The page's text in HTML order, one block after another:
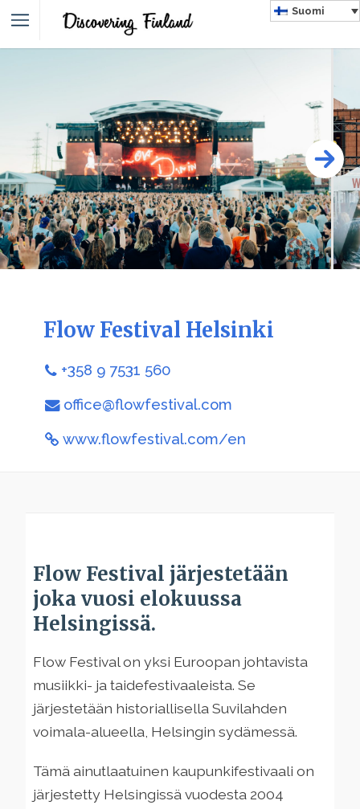
Suomi
Flow Festival Helsinki
+358 9 7531 560
office@flowfestival.com
www.flowfestival.com/en
Flow Festival järjestetään
joka vuosi elokuussa
Helsingissä.
Flow Festival on yksi Euroopan johtavista
musiikki- ja taidefestivaaleista. Se
järjestetään historiallisella Suvilahden
voimala-alueella, Helsingin sydämessä.
Tämä ainutlaatuinen kaupunkifestivaali on
järjestetty Helsingissä vuodesta 2004